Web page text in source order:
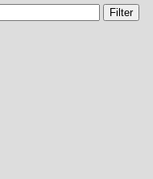
Filter